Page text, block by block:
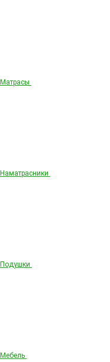
Матрасы
Наматрасники
Подушки
Мебель